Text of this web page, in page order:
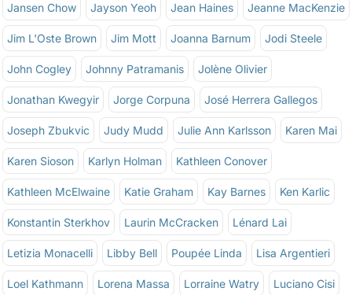
Jansen Chow Jayson Yeoh Jean Haines Jeanne MacKenzie
Jim L'Oste Brown Jim Mott Joanna Barnum Jodi Steele
John Cogley Johnny Patramanis Jolène Olivier
Jonathan Kwegyir Jorge Corpuna José Herrera Gallegos
Joseph Zbukvic Judy Mudd Julie Ann Karlsson Karen Mai
Karen Sioson Karlyn Holman Kathleen Conover
Kathleen McElwaine Katie Graham Kay Barnes Ken Karlic
Konstantin Sterkhov Laurin McCracken Lénard Lai
Letizia Monacelli Libby Bell Poupée Linda Lisa Argentieri
Loel Kathmann Lorena Massa Lorraine Watry Luciano Cisi